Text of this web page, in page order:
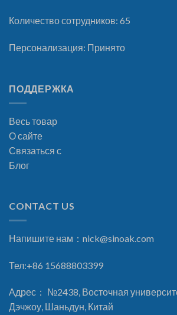
Количество сотрудников: 65
Персонализация: Принято
ПОДДЕРЖКА
Весь товар
О сайте
Связаться с
Блог
CONTACT US
Напишите нам： nick@sinoak.com
Тел:+86 15688803399
Адрес： №2438, Восточная
Дэчжоу, Шаньдун, Китай